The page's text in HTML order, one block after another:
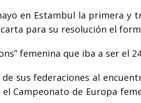
en Estambul la primera y
para su resolución el
femenina que iba a ser el
sus federaciones al
Campeonato de Europa